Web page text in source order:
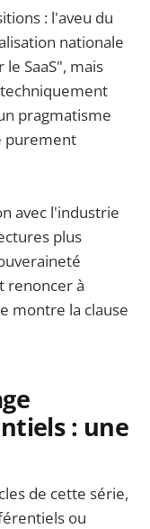
: l'aveu du
nationale
SaaS", mais
pragmatisme
purement
avec l'industrie
plus
renoncer à
montre la clause
: une
de cette série,
ou